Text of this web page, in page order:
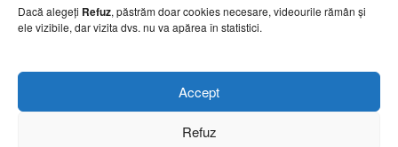
Dacă alegeți Refuz, păstrăm doar cookies necesare, videourile rămân și
ele vizibile, dar vizita dvs. nu va apărea în statistici.
Accept
Refuz
6 august 2026
Cum amenajezi curtea pentru seri de vară